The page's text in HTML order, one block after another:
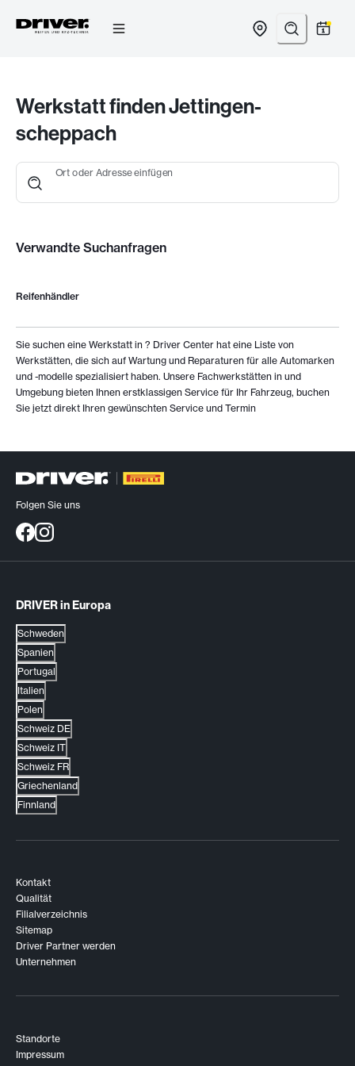
springen
Werkstatt finden Jettingen-
scheppach
Ort oder Adresse einfügen
Verwandte Suchanfragen
Reifenhändler
Sie suchen eine Werkstatt in ? Driver Center hat eine Liste von
Werkstätten, die sich auf Wartung und Reparaturen für alle Automarken
und -modelle spezialisiert haben. Unsere Fachwerkstätten in und
Umgebung bieten Ihnen erstklassigen Service für Ihr Fahrzeug, buchen
Sie jetzt direkt Ihren gewünschten Service und Termin
Folgen Sie uns
DRIVER in Europa
Schweden
Spanien
Portugal
Italien
Polen
Schweiz DE
Schweiz IT
Schweiz FR
Griechenland
Finnland
Kontakt
Qualität
Filialverzeichnis
Sitemap
Driver Partner werden
Unternehmen
Standorte
Impressum